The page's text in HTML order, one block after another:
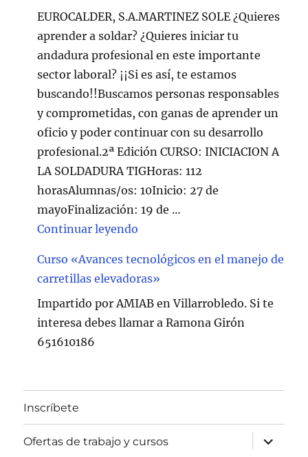
EUROCALDER, S.A.MARTINEZ SOLE ¿Quieres
aprender a soldar? ¿Quieres iniciar tu
andadura profesional en este importante
sector laboral? ¡¡Si es así, te estamos
buscando!!Buscamos personas responsables
y comprometidas, con ganas de aprender un
oficio y poder continuar con su desarrollo
profesional.2ª Edición CURSO: INICIACION A
LA SOLDADURA TIGHoras: 112
horasAlumnas/os: 10Inicio: 27 de
mayoFinalización: 19 de …
Continuar leyendo
Curso «Avances tecnológicos en el manejo de
carretillas elevadoras»
Impartido por AMIAB en Villarrobledo. Si te
interesa debes llamar a Ramona Girón
651610186
Inscríbete
Ofertas de trabajo y cursos
expande
el